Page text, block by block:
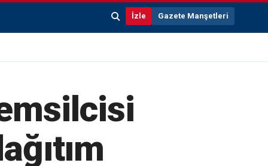
İzle Gazete Manşetleri